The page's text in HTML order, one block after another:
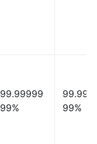
99.99999
99%
99%